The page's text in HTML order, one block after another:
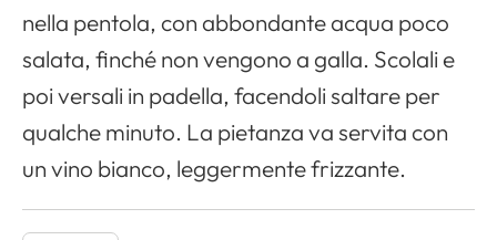
nella pentola, con abbondante acqua poco
salata, finché non vengono a galla. Scolali e
poi versali in padella, facendoli saltare per
qualche minuto. La pietanza va servita con
un vino bianco, leggermente frizzante.